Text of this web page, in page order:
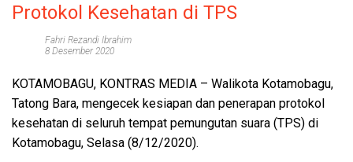
Protokol Kesehatan di TPS
Fahri Rezandi Ibrahim
8 Desember 2020
KOTAMOBAGU, KONTRAS MEDIA – Walikota Kotamobagu,
Tatong Bara, mengecek kesiapan dan penerapan protokol
kesehatan di seluruh tempat pemungutan suara (TPS) di
Kotamobagu, Selasa (8/12/2020).